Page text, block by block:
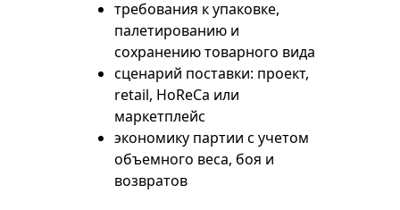
требования к упаковке,
палетированию и
сохранению товарного вида
сценарий поставки: проект,
retail, HoReCa или
маркетплейс
экономику партии с учетом
объемного веса, боя и
возвратов